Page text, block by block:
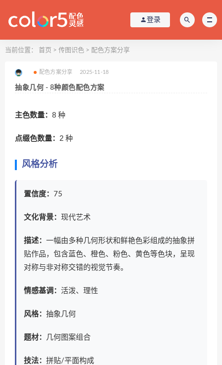
登录
当前位置： 首页 > 传图识色 > 配色方案分享
配色方案分享 2025-11-18
抽象几何 - 8种颜色配色方案
主色数量： 8 种
点缀色数量： 2 种
风格分析
置信度： 75
文化背景： 现代艺术
描述： 一幅由多种几何形状和鲜艳色彩组成的抽象拼
贴作品，包含蓝色、橙色、粉色、黄色等色块，呈现
对称与非对称交错的视觉节奏。
情感基调： 活泼、理性
风格： 抽象几何
题材： 几何图案组合
技法： 拼贴/平面构成